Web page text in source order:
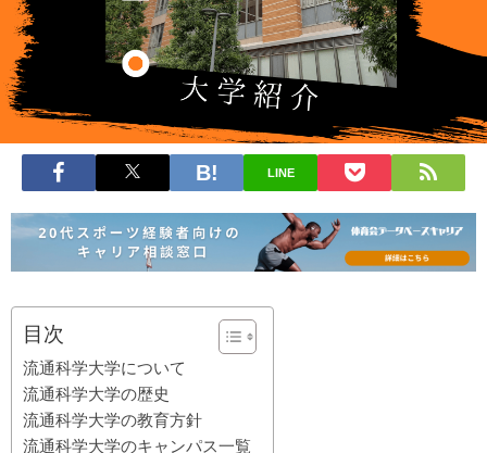
LINE
目次
流通科学大学について
流通科学大学の歴史
流通科学大学の教育方針
流通科学大学のキャンパス一覧